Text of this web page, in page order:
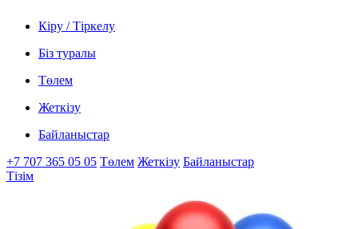
Кіру / Тіркелу
Біз туралы
Төлем
Жеткізу
Байланыстар
+7 707 365 05 05 Төлем Жеткізу Байланыстар
Тізім